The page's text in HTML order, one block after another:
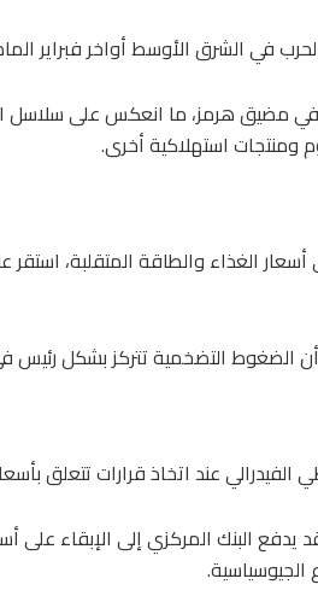
مضيق هرمز، ما انعكس على سلاسل
ومنتجات استهلاكية أخرى.
الضغوط التضخمية تتركز بشكل رئيس
البنك المركزي إلى الإبقاء على